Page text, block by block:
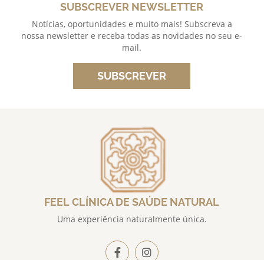
SUBSCREVER NEWSLETTER
Notícias, oportunidades e muito mais! Subscreva a
nossa newsletter e receba todas as novidades no seu e-
mail.
SUBSCREVER
FEEL CLÍNICA DE SAÚDE NATURAL
Uma experiência naturalmente única.